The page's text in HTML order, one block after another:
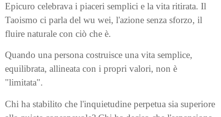
Epicuro celebrava i piaceri semplici e la vita ritirata. Il
Taoismo ci parla del wu wei, l'azione senza sforzo, il
fluire naturale con ciò che è.
Quando una persona costruisce una vita semplice,
equilibrata, allineata con i propri valori, non è
"limitata".
Chi ha stabilito che l'inquietudine perpetua sia superiore